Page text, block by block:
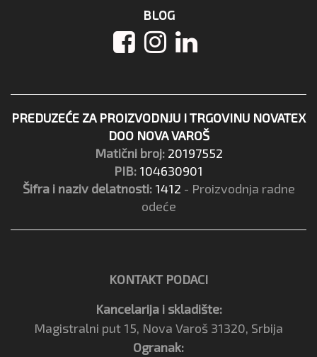
BLOG
PREDUZEĆE ZA PROIZVODNJU I TRGOVINU NOVATEX
DOO NOVA VAROŠ
Matični broj: 20197552
PIB: 104630901
Šifra i naziv delatnosti: 1412 - Proizvodnja radne
odeće
KONTAKT PODACI
Kancelarija i skladište:
Magistralni put 15, Nova Varoš 31320, Srbija
Ogranak: